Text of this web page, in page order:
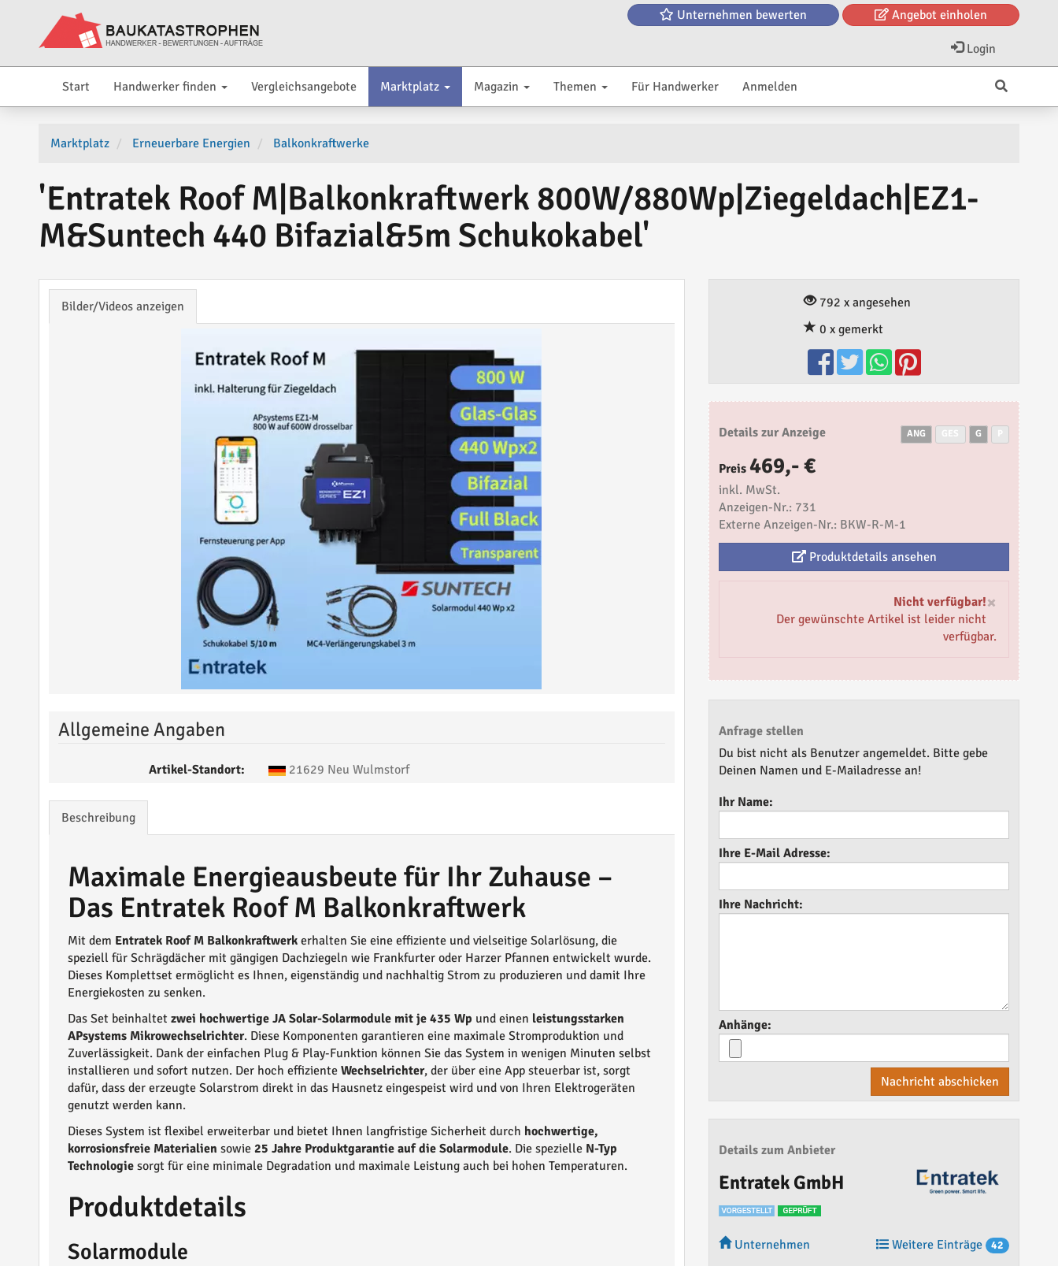
Unternehmen bewerten Angebot einholen
Login
Start Handwerker finden Vergleichsangebote Marktplatz Magazin Themen Für Handwerker Anmelden
Marktplatz Erneuerbare Energien Balkonkraftwerke
'Entratek Roof M|Balkonkraftwerk 800W/880Wp|Ziegeldach|EZ1-
M&Suntech 440 Bifazial&5m Schukokabel'
Bilder/Videos anzeigen
Allgemeine Angaben
Artikel-Standort: 21629 Neu Wulmstorf
Beschreibung
Maximale Energieausbeute für Ihr Zuhause –
Das Entratek Roof M Balkonkraftwerk
Mit dem Entratek Roof M Balkonkraftwerkerhalten Sie eine effiziente und vielseitige Solarlösung, die
speziell für Schrägdächer mit gängigen Dachziegeln wie Frankfurter oder Harzer Pfannen entwickelt wurde.
Dieses Komplettset ermöglicht es Ihnen, eigenständig und nachhaltig Strom zu produzieren und damit Ihre
Energiekosten zu senken.
Das Set beinhaltet zwei hochwertige JA Solar-Solarmodule mit je 435 Wp und einen leistungsstarken
APsystems Mikrowechselrichter. Diese Komponenten garantieren eine maximale Stromproduktion und
Zuverlässigkeit. Dank der einfachen Plug & Play-Funktion können Sie das System in wenigen Minuten selbst
installieren und sofort nutzen. Der hoch effiziente Wechselrichter, der über eine App steuerbar ist, sorgt
dafür, dass der erzeugte Solarstrom direkt in das Hausnetz eingespeist wird und von Ihren Elektrogeräten
genutzt werden kann.
Dieses System ist flexibel erweiterbar und bietet Ihnen langfristige Sicherheit durch hochwertige,
korrosionsfreie Materialien sowie 25 Jahre Produktgarantie auf die Solarmodule. Die spezielle N-Typ
Technologiesorgt für eine minimale Degradation und maximale Leistung auch bei hohen Temperaturen.
Produktdetails
Solarmodule
792 x angesehen
0 x gemerkt
Details zur Anzeige ANG G
Preis 469,- €
inkl. MwSt.
Anzeigen-Nr.: 731
Externe Anzeigen-Nr.: BKW-R-M-1
Produktdetails ansehen
×
Nicht verfügbar!
Der gewünschte Artikel ist leider nicht
verfügbar.
Anfrage stellen
Du bist nicht als Benutzer angemeldet. Bitte gebe
Deinen Namen und E-Mailadresse an!
Ihr Name:
Ihre E-Mail Adresse:
Ihre Nachricht:
Anhänge:
Nachricht abschicken
Details zum Anbieter
Entratek GmbH
Unternehmen Weitere Einträge 42